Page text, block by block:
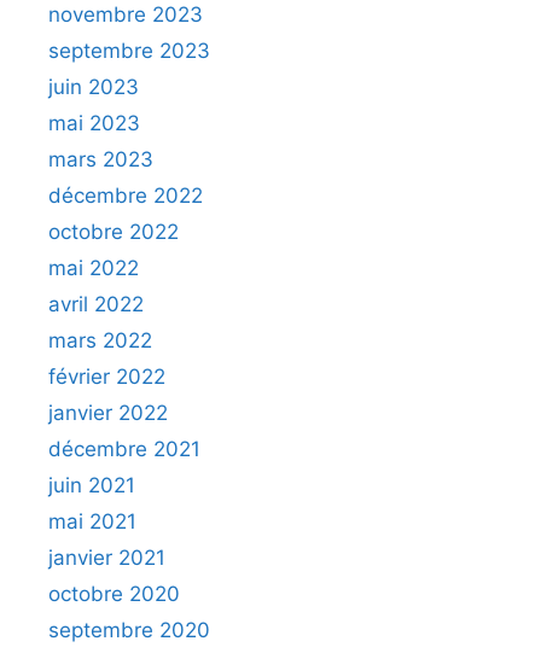
novembre 2023
septembre 2023
juin 2023
mai 2023
mars 2023
décembre 2022
octobre 2022
mai 2022
avril 2022
mars 2022
février 2022
janvier 2022
décembre 2021
juin 2021
mai 2021
janvier 2021
octobre 2020
septembre 2020